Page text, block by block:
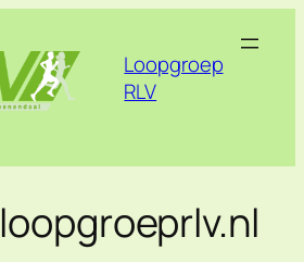
Loopgroep
RLV
loopgroeprlv.nl